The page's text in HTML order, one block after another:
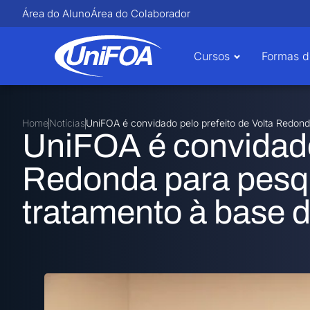
Área do AlunoÁrea do Colaborador
Cursos Formas
HomeNotíciasUniFOA é convidado pelo prefeito de Volta
UniFOA é
Redonda para
tratamento à base